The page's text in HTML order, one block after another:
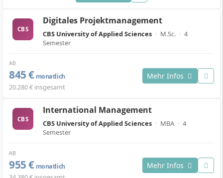
CBS
Digitales Projektmanagement
CBS University of Applied Sciences · M.Sc. · 4
Semester
AB
845 € monatlich
20.280 € insgesamt
Mehr Infos
CBS
International Management
CBS University of Applied Sciences · MBA · 4
Semester
AB
955 € monatlich Mehr Infos